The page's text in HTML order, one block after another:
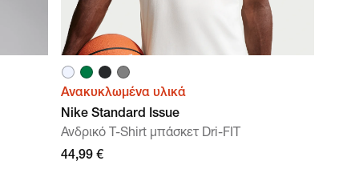
Ανακυκλωμένα υλικά
Nike Standard Issue
Ανδρικό T-Shirt μπάσκετ Dri-FIT
44,99 €